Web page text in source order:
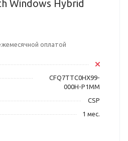
Windows Hybrid
оплатой
CFQ7TTC0HX99-
000H-P1MM
CSP
1 мес.